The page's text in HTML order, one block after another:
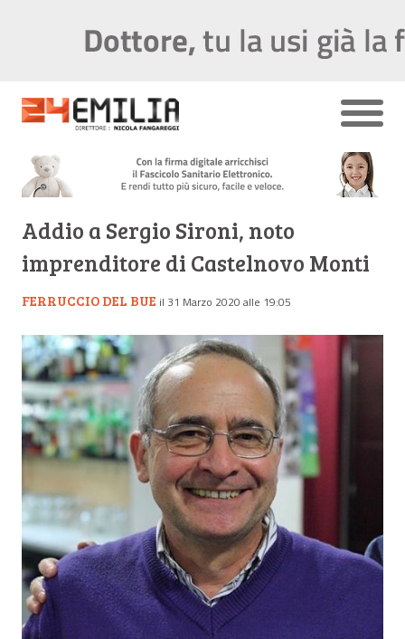
Addio a Sergio Sironi, noto
imprenditore di Castelnovo Monti
FERRUCCIO DEL BUE il 31 Marzo 2020 alle 19:05